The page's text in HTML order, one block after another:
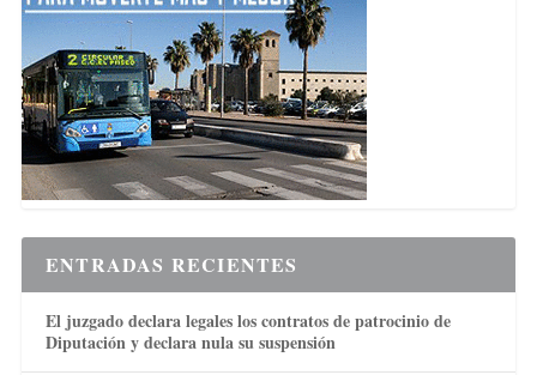
ENTRADAS RECIENTES
El juzgado declara legales los contratos de patrocinio de
Diputación y declara nula su suspensión